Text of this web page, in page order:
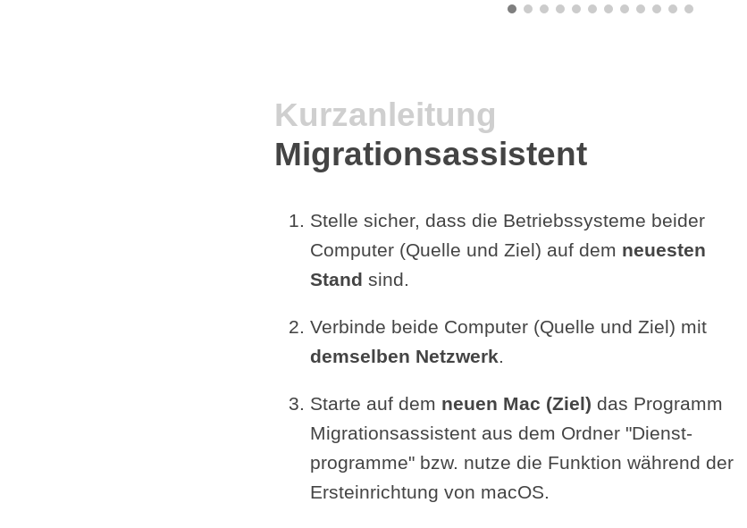
Kurzanleitung
Migrationsassistent
Stelle sicher, dass die Betriebssysteme beider
Computer (Quelle und Ziel) auf dem neuesten
Stand sind.
Verbinde beide Computer (Quelle und Ziel) mit
demselben Netzwerk.
Starte auf dem neuen Mac (Ziel) das Programm
Migrationsassistent aus dem Ordner "Dienst­
programme" bzw. nutze die Funktion während der
Ersteinrichtung von macOS.